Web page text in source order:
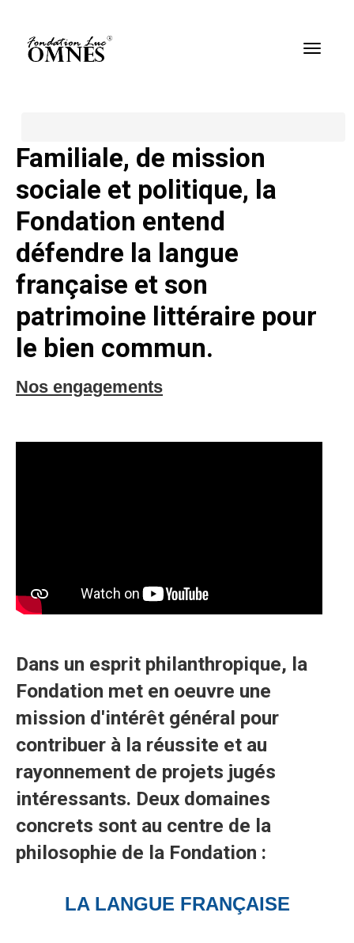
Familiale, de mission
sociale et politique, la
Fondation entend
défendre la langue
française et son
patrimoine littéraire pour
le bien commun.
Nos engagements
Dans un esprit philanthropique, la
Fondation met en oeuvre une
mission d'intérêt général pour
contribuer à la réussite et au
rayonnement de projets jugés
intéressants. Deux domaines
concrets sont au centre de la
philosophie de la Fondation :
LA LANGUE FRANÇAISE